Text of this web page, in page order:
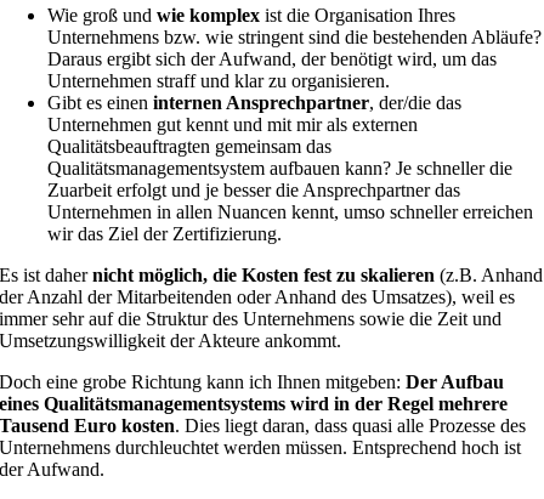
Wie groß und wie komplex ist die Organisation Ihres
Unternehmens bzw. wie stringent sind die bestehenden Abläufe?
Daraus ergibt sich der Aufwand, der benötigt wird, um das
Unternehmen straff und klar zu organisieren.
Gibt es eineninternen Ansprechpartner, der/die das
Unternehmen gut kennt und mit mir als externen
Qualitätsbeauftragten gemeinsam das
Qualitätsmanagementsystem aufbauen kann? Je schneller die
Zuarbeit erfolgt und je besser die Ansprechpartner das
Unternehmen in allen Nuancen kennt, umso schneller erreichen
wir das Ziel der Zertifizierung.
Es ist dahernicht möglich, die Kosten fest zu skalieren (z.B. Anhand
der Anzahl der Mitarbeitenden oder Anhand des Umsatzes), weil es
immer sehr auf die Struktur des Unternehmens sowie die Zeit und
Umsetzungswilligkeit der Akteure ankommt.
Doch eine grobe Richtung kann ich Ihnen mitgeben:Der Aufbau
eines Qualitätsmanagementsystems wird in der Regel mehrere
Tausend Euro kosten. Dies liegt daran, dass quasi alle Prozesse des
Unternehmens durchleuchtet werden müssen. Entsprechend hoch ist
der Aufwand.